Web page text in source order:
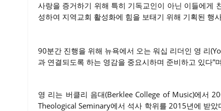
사랑을 증거하기 위해 특히 기독교인이 아닌 이들에게
성하여 지역교회 활성화에 힘을 보태기 위해 기획된 행
90분간 진행을 위해 뉴욕에서 오는 워십 리더인 영 리
과 연결되도록 하는 영감을 중요시하며 준비하고 있다”
영 리는 버클리 음대(Berklee College of Music)에서
Theological Seminary에서 석사 학위를 2015년에 받